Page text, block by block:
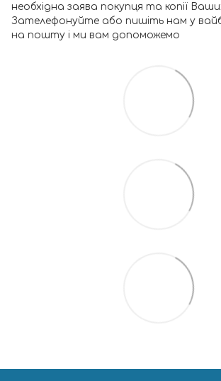
необхідна заява покупця та копії
Зателефонуйте або пишіть нам у
на пошту і ми вам допоможемо